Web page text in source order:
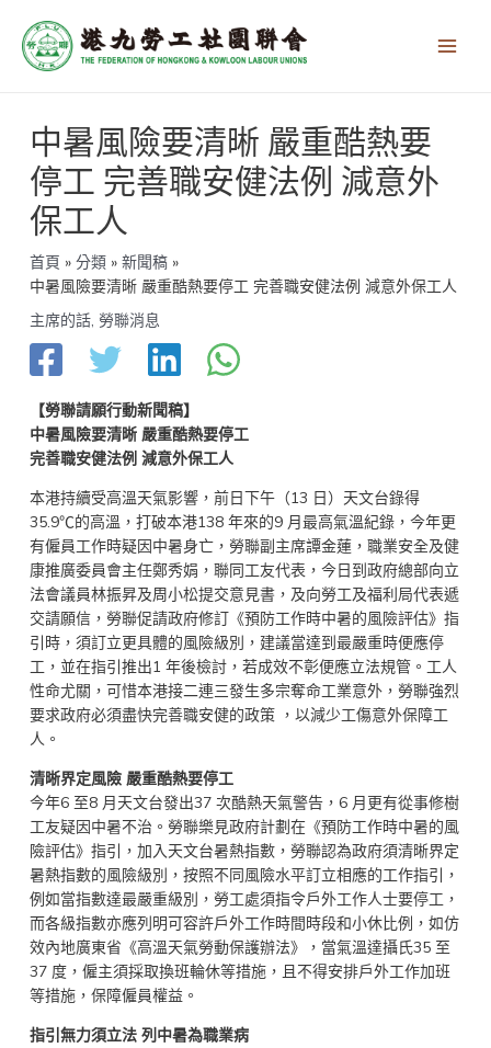
中暑風險要清晰 嚴重酷熱要
停工 完善職安健法例 減意外
保工人
首頁 分類
新聞稿
中暑風險要清晰 嚴重酷熱要停工 完善職安健法例 減意外保工人
主席的話, 勞聯消息
【勞聯請願行動新聞稿】
中暑風險要清晰 嚴重酷熱要停工
完善職安健法例 減意外保工人
本港持續受高溫天氣影響，前日下午（13 日）天文台錄得
35.9℃的高溫，打破本港138 年來的9 月最高氣溫紀錄，今年更
有僱員工作時疑因中暑身亡，勞聯副主席譚金蓮，職業安全及健
康推廣委員會主任鄭秀娟，聯同工友代表，今日到政府總部向立
法會議員林振昇及周小松提交意見書，及向勞工及福利局代表遞
交請願信，勞聯促請政府修訂《預防工作時中暑的風險評估》指
引時，須訂立更具體的風險級別，建議當達到最嚴重時便應停
工，並在指引推出1 年後檢討，若成效不彰便應立法規管。工人
性命尤關，可惜本港接二連三發生多宗奪命工業意外，勞聯強烈
要求政府必須盡快完善職安健的政策 ，以減少工傷意外保障工
人。
清晰界定風險 嚴重酷熱要停工
今年6 至8 月天文台發出37 次酷熱天氣警告，6 月更有從事修樹
工友疑因中暑不治。勞聯樂見政府計劃在《預防工作時中暑的風
險評估》指引，加入天文台暑熱指數，勞聯認為政府須清晰界定
暑熱指數的風險級別，按照不同風險水平訂立相應的工作指引，
例如當指數達最嚴重級別，勞工處須指令戶外工作人士要停工，
而各級指數亦應列明可容許戶外工作時間時段和小休比例，如仿
效內地廣東省《高溫天氣勞動保護辦法》，當氣溫達攝氏35 至
37 度，僱主須採取換班輪休等措施，且不得安排戶外工作加班
等措施，保障僱員權益。
指引無力須立法 列中暑為職業病
章
導